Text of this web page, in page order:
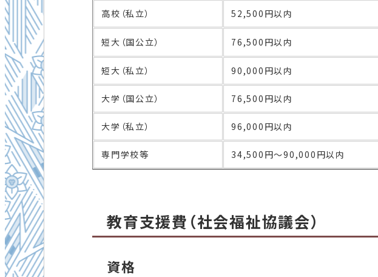
高校（私立） 52,500円以内
短大（国公立） 76,500円以内
短大（私立） 90,000円以内
大学（国公立） 76,500円以内
大学（私立） 96,000円以内
専門学校等 34,500円～90,000円以内
教育支援費（社会福祉協議会）
資格